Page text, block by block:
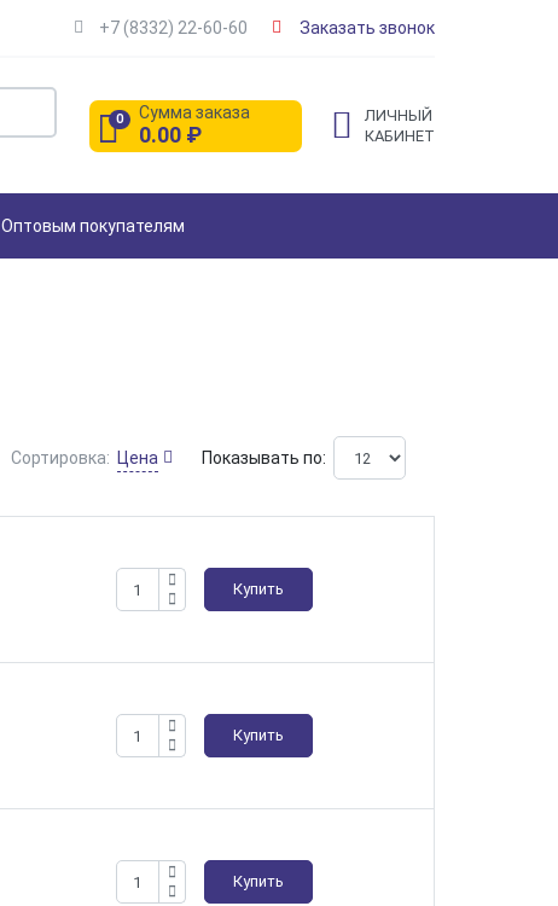
+7 (8332) 22-60-60 Заказать звонок
0 Сумма заказа
0.00 ₽
ЛИЧНЫЙ
КАБИНЕТ
Оптовым покупателям
Сортировка: Цена Показывать по:
Купить
Купить
Купить